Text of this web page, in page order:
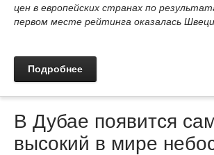
цен в европейских странах по
первом месте рейтинга оказалась
Подробнее
В Дубае появится
высокий в мире